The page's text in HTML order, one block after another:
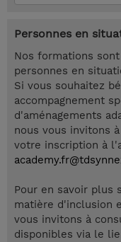
Personnes en
Nos formations
personnes en
Si vous souhaitez
accompagnement
d'aménagements
nous vous invitons
votre inscription à
Pour en savoir plus
matière d'inclusion
vous invitons à
disponibles via le